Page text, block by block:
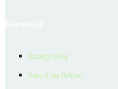
Emlakjet Blog
Satın Alma Rehberi